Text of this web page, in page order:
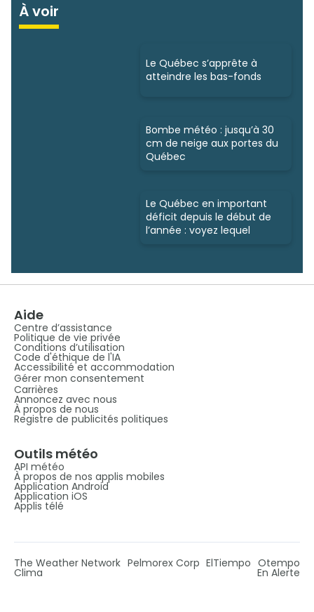
À voir
Le Québec s’apprête à
atteindre les bas-fonds
Bombe météo : jusqu’à 30
cm de neige aux portes du
Québec
Le Québec en important
déficit depuis le début de
l’année : voyez lequel
Aide
Centre d’assistance
Politique de vie privée
Conditions d’utilisation
Code d'éthique de l'IA
Accessibilité et accommodation
Gérer mon consentement
Carrières
Annoncez avec nous
À propos de nous
Registre de publicités politiques
Outils météo
API météo
À propos de nos applis mobiles
Application Android
Application iOS
Applis télé
The Weather Network Pelmorex Corp ElTiempo Otempo
Clima En Alerte